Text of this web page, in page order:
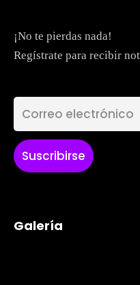
¡No te pierdas nada!
Regístrate para recibir
Galería